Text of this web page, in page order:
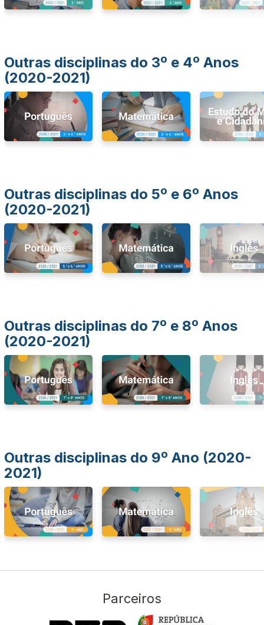
Outras disciplinas do 3º e 4º Anos
(2020-2021)
Outras disciplinas do 5º e 6º Anos
(2020-2021)
Outras disciplinas do 7º e 8º Anos
(2020-2021)
Outras disciplinas do 9º Ano (2020-
2021)
Parceiros